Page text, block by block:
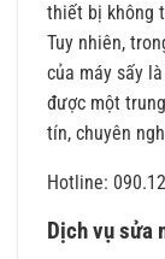
thiết bị không
Tuy nhiên,
của máy sấy
được một
tín, chuyên
Hotline:
Dịch vụ sửa